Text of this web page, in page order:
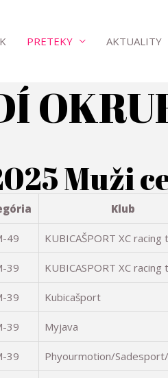
PRETEKY AKTUALITY
Muži
Klub
49 KUBICAŠPORT XC racing
39 KUBICASPORT XC racing
39 Kubicašport
39 Myjava
39 Phyourmotion/